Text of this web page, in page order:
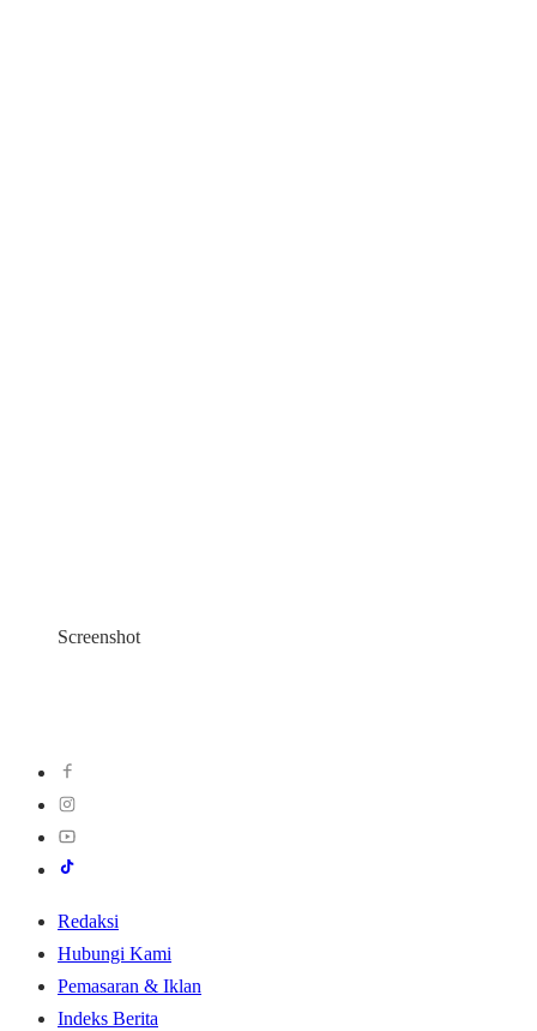
Screenshot
Redaksi
Hubungi Kami
Pemasaran & Iklan
Indeks Berita